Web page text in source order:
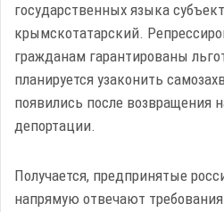
государственных языка
крымскотатарский.
гражданам гарантированы
планируется узаконить
появились после возвращения
депортации.
Получается, предпринятые
напрямую отвечают